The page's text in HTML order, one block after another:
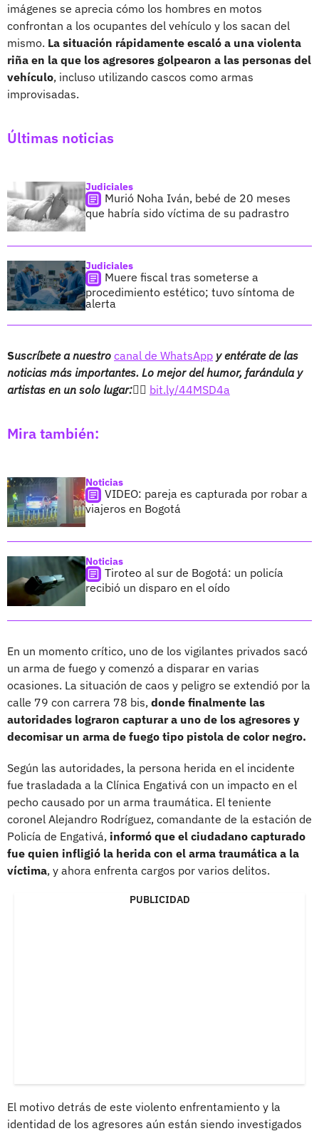
imágenes se aprecia cómo los hombres en motos
confrontan a los ocupantes del vehículo y los sacan del
mismo. La situación rápidamente escaló a una violenta
riña en la que los agresores golpearon a las personas del
vehículo, incluso utilizando cascos como armas
improvisadas.
Últimas noticias
Judiciales
Murió Noha Iván, bebé de 20 meses
que habría sido víctima de su padrastro
Judiciales
Muere fiscal tras someterse a
procedimiento estético; tuvo síntoma de
alerta
Suscríbete a nuestro canal de WhatsApp y entérate de las
noticias más importantes. Lo mejor del humor, farándula y
artistas en un solo lugar:👉🏻 bit.ly/44MSD4a
Mira también:
Noticias
VIDEO: pareja es capturada por robar a
viajeros en Bogotá
Noticias
Tiroteo al sur de Bogotá: un policía
recibió un disparo en el oído
En un momento crítico, uno de los vigilantes privados sacó
un arma de fuego y comenzó a disparar en varias
ocasiones. La situación de caos y peligro se extendió por la
calle 79 con carrera 78 bis, donde finalmente las
autoridades lograron capturar a uno de los agresores y
decomisar un arma de fuego tipo pistola de color negro.
Según las autoridades, la persona herida en el incidente
fue trasladada a la Clínica Engativá con un impacto en el
pecho causado por un arma traumática. El teniente
coronel Alejandro Rodríguez, comandante de la estación de
Policía de Engativá, informó que el ciudadano capturado
fue quien infligió la herida con el arma traumática a la
víctima, y ahora enfrenta cargos por varios delitos.
PUBLICIDAD
El motivo detrás de este violento enfrentamiento y la
identidad de los agresores aún están siendo investigados